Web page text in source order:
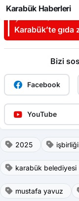
Karabük’te
Bizi
Facebook
YouTube
2025 işbirliği
karabük belediyesi
mustafa yavuz